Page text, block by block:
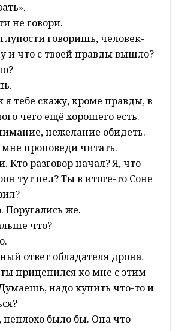
не говори.
говоришь, человек-
и что с твоей правды вышло?
я тебе скажу, кроме правды, в
чего ещё хорошего есть.
нежелание обидеть.
проповеди читать.
Кто разговор начал? Я, что
тут пел? Ты в итоге-то Соне
же.
что?
ответ обладателя дрона.
прицепился ко мне с этим
надо купить что-то и
было бы. Она что